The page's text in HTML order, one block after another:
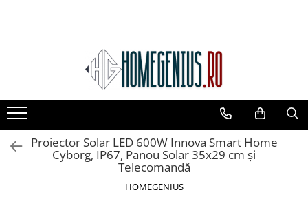
PACHETE PROMOTIONALE
CAMERE SUPRAVEGHERE
Camere IP WIFI Interior
Camere IP WIFI Exterior
Camere Supraveghere Solare
Proiector Solar LED 600W Innova Smart Home
Cyborg, IP67, Panou Solar 35x29 cm și
Telecomandă
HOMEGENIUS